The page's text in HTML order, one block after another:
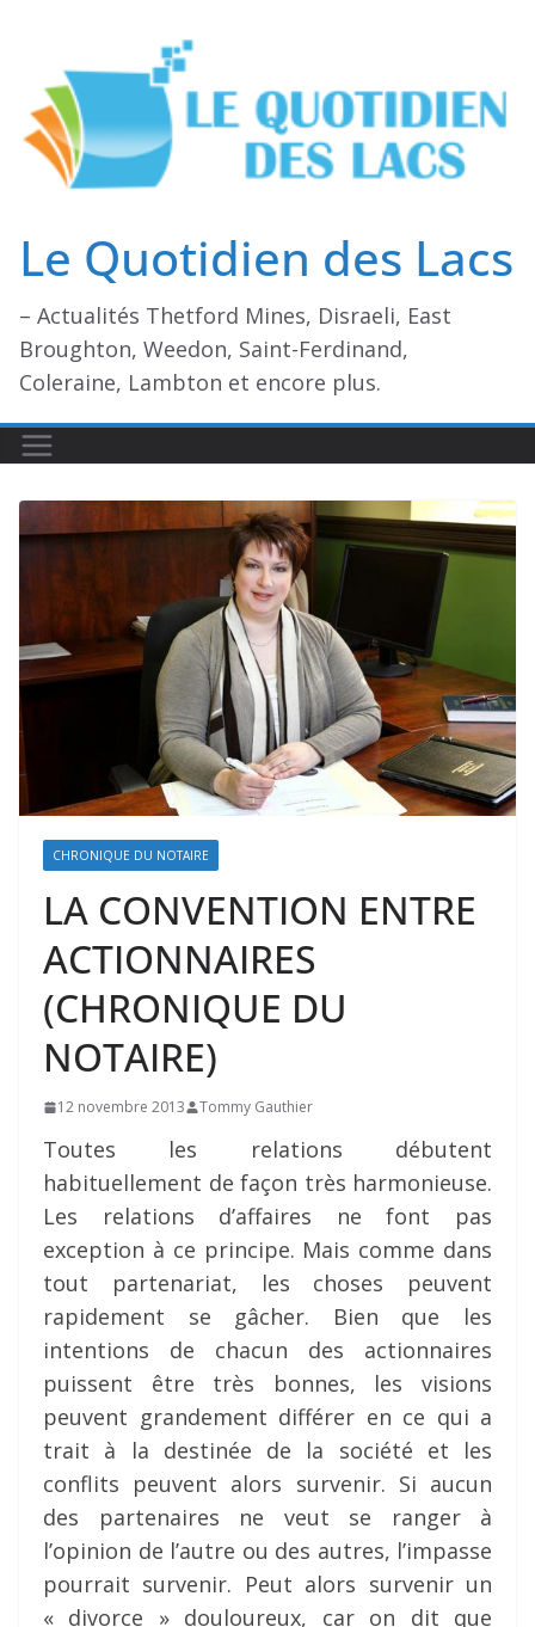
contenu
Le Quotidien des Lacs
– Actualités Thetford Mines, Disraeli, East
Broughton, Weedon, Saint-Ferdinand,
Coleraine, Lambton et encore plus.
CHRONIQUE DU NOTAIRE
LA CONVENTION ENTRE
ACTIONNAIRES
(CHRONIQUE DU
NOTAIRE)
12 novembre 2013 Tommy Gauthier
Toutes les relations débutent
habituellement de façon très harmonieuse.
Les relations d’affaires ne font pas
exception à ce principe. Mais comme dans
tout partenariat, les choses peuvent
rapidement se gâcher. Bien que les
intentions de chacun des actionnaires
puissent être très bonnes, les visions
peuvent grandement différer en ce qui a
trait à la destinée de la société et les
conflits peuvent alors survenir. Si aucun
des partenaires ne veut se ranger à
l’opinion de l’autre ou des autres, l’impasse
pourrait survenir. Peut alors survenir un
« divorce » douloureux, car on dit que